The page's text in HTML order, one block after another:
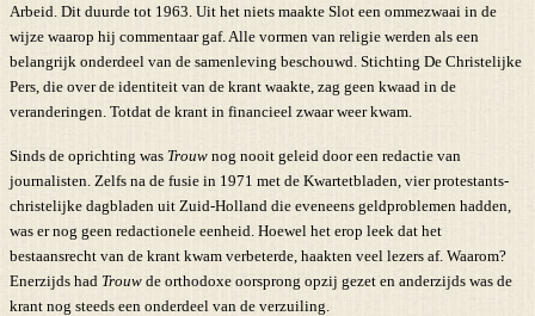
Arbeid. Dit duurde tot 1963. Uit het niets maakte Slot een ommezwaai in de
wijze waarop hij commentaar gaf. Alle vormen van religie werden als een
belangrijk onderdeel van de samenleving beschouwd. Stichting De Christelijke
Pers, die over de identiteit van de krant waakte, zag geen kwaad in de
veranderingen. Totdat de krant in financieel zwaar weer kwam.
Sinds de oprichting was Trouw nog nooit geleid door een redactie van
journalisten. Zelfs na de fusie in 1971 met de Kwartetbladen, vier protestants-
christelijke dagbladen uit Zuid-Holland die eveneens geldproblemen hadden,
was er nog geen redactionele eenheid. Hoewel het erop leek dat het
bestaansrecht van de krant kwam verbeterde, haakten veel lezers af. Waarom?
Enerzijds had Trouw de orthodoxe oorsprong opzij gezet en anderzijds was de
krant nog steeds een onderdeel van de verzuiling.